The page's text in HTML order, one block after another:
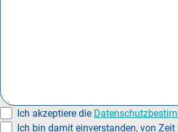
Ich akzeptiere die
Ich bin damit einverstanden, von